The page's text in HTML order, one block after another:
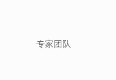
专家团队